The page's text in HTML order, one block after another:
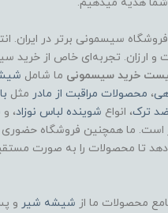
فروشگاه سیسمونی برتر در ایران.
و ارزان. تجربه‌ای خاص از خرید
خرید سیسمونی ما شامل
، محصولات مراقبت از مادر مثل
ترک، انواع شوینده لباس نوزاد، و
است. ما همچنین فروشگاه حضوری
تا محصولات را به صورت
محصولات ما از شیشه شیر و